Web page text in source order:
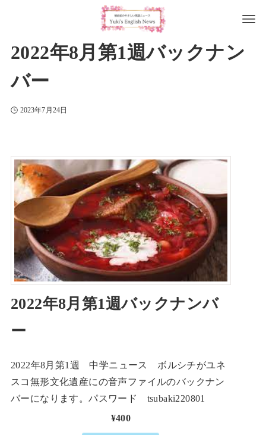
2022年8月第1週バックナン
バー
2023年7月24日
2022年8月第1週バックナンバ
ー
2022年8月第1週 中学ニュース ボルシチがユネ
スコ無形文化遺産にの音声ファイルのバックナン
バーになります。パスワード tsubaki220801
¥400